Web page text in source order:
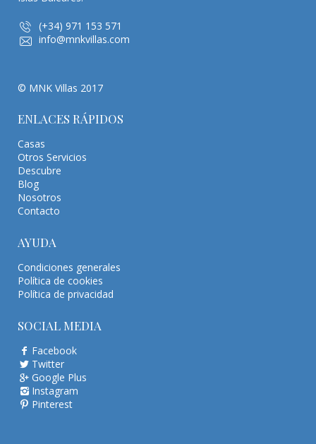
(+34) 971 153 571
info@mnkvillas.com
© MNK Villas 2017
ENLACES RÁPIDOS
Casas
Otros Servicios
Descubre
Blog
Nosotros
Contacto
AYUDA
Condiciones generales
Política de cookies
Política de privacidad
SOCIAL MEDIA
Facebook
Twitter
Google Plus
Instagram
Pinterest